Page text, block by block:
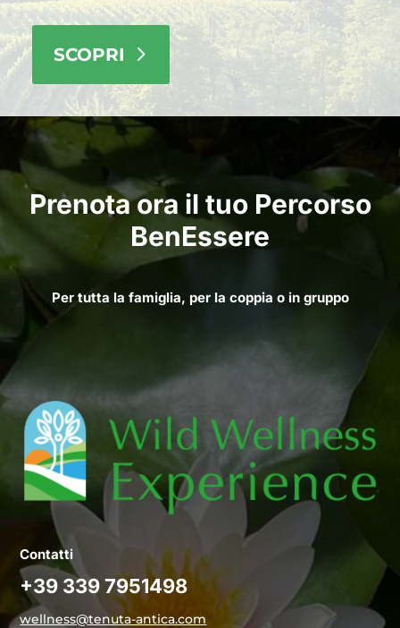
SCOPRI
Prenota ora il tuo Percorso
BenEssere
Per tutta la famiglia, per la coppia o in gruppo
Contatti
+39 339 7951498
wellness@tenuta-antica.com